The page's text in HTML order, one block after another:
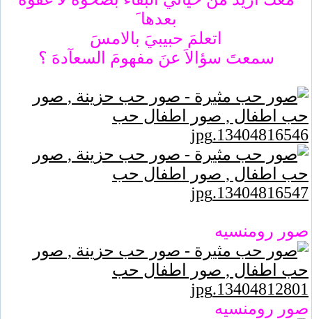
بعدها َ
اتعلمَ حبيبيَ بالامسَ
سمعتَ سؤالاَ عنَ مفهومَ السعآدهَ ؟
صور رومنسيه
صور رومنسيه